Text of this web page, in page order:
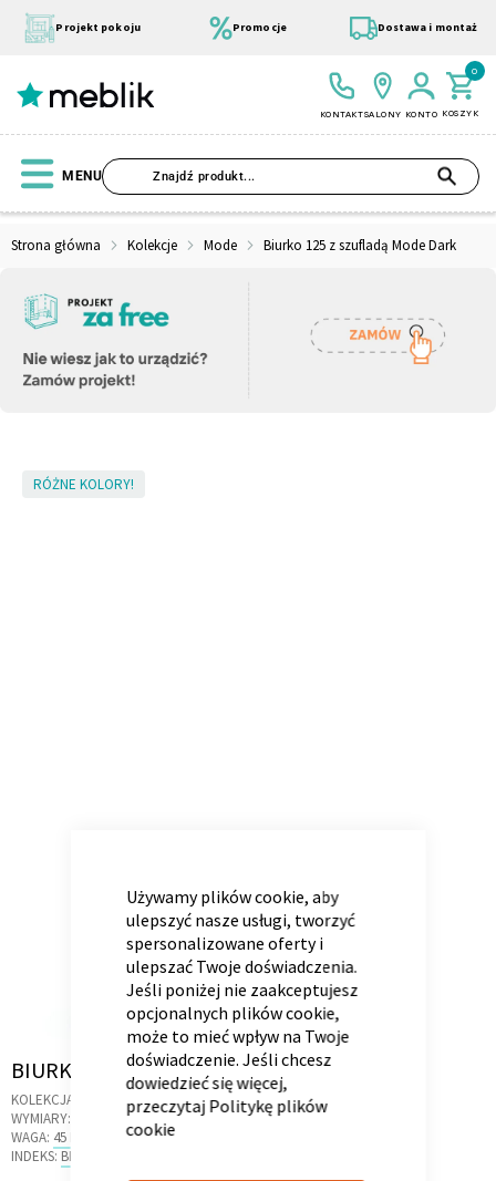
Używamy plików cookie, aby
ulepszyć nasze usługi, tworzyć
spersonalizowane oferty i
ulepszać Twoje doświadczenia.
Jeśli poniżej nie zaakceptujesz
opcjonalnych plików cookie,
może to mieć wpływ na Twoje
doświadczenie. Jeśli chcesz
dowiedzieć się więcej,
przeczytaj Politykę plików
cookie
treści
Projekt pokoju Promocje Dostawa i montaż
KONTAKTSALONY KONTO KOSZYK
0
MENU
Strona główna Kolekcje Mode Biurko 125 z szufladą Mode Dark
SkipRÓŻNE KOLORY!
Skip
the
beginning
of
BIURKO 125 Z SZUFLADĄ MODE DARK
KOLEKCJA:
WYMIARY:
125.4 X 58 X 78 CM
WAGA: 45 KG
INDEKS: BF.46
Wszystkie Kolekcje Modułowe
Szafa Łóżko
Kontenerek Półka i szafka wisząca
Materace Pufy